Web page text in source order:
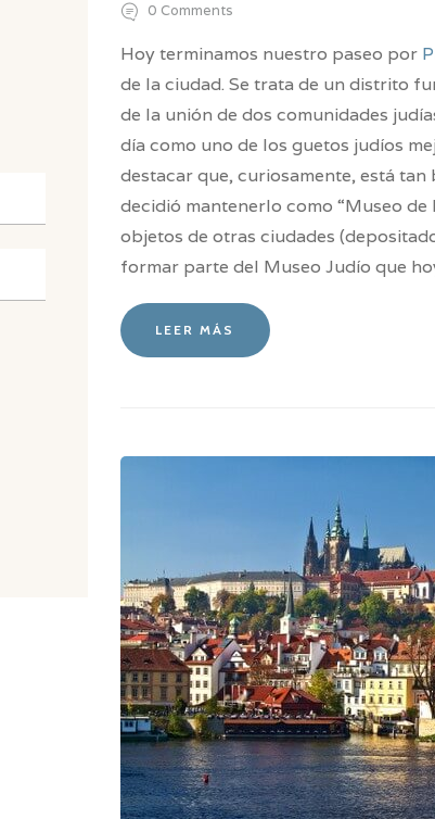
0 Comments
Hoy terminamos nuestro paseo por
de la ciudad. Se trata de un distrito
de la unión de dos comunidades
día como uno de los guetos judíos
destacar que, curiosamente, está
decidió mantenerlo como “Museo de
objetos de otras ciudades
formar parte del Museo Judío que
LEER MÁS